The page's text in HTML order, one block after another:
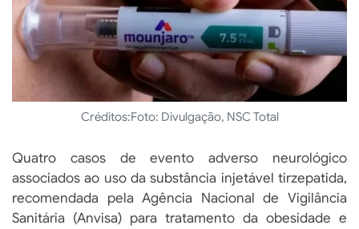
Créditos:Foto: Divulgação, NSC Total
Quatro casos de evento adverso neurológico
associados ao uso da substância injetável tirzepatida,
recomendada pela Agência Nacional de Vigilância
Sanitária (Anvisa) para tratamento da obesidade e